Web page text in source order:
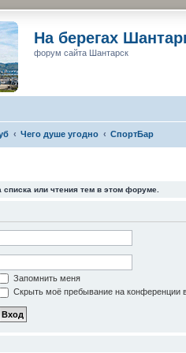
На берегах
форум сайта Шантарск
Чего душе угодно СпортБар
списка или чтения тем в этом форуме.
Запомнить меня
Скрыть моё пребывание на конференции